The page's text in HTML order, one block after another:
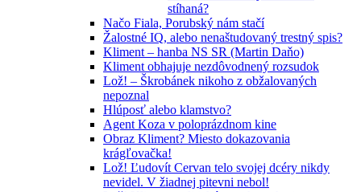
stíhaná?
Načo Fiala, Porubský nám stačí
Žalostné IQ, alebo nenaštudovaný trestný spis?
Kliment – hanba NS SR (Martin Daňo)
Kliment obhajuje nezdôvodnený rozsudok
Lož! – Škrobánek nikoho z obžalovaných
nepoznal
Hlúposť alebo klamstvo?
Agent Koza v poloprázdnom kine
Obraz Kliment? Miesto dokazovania
krágľovačka!
Lož! Ľudovít Cervan telo svojej dcéry nikdy
nevidel. V žiadnej pitevni nebol!